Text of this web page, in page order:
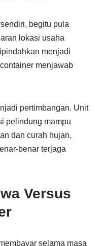
begitu pula
lokasi usaha
menjadi
menjawab
pertimbangan. Unit
pelindung mampu
dan curah hujan,
benar terjaga
Versus
selama masa